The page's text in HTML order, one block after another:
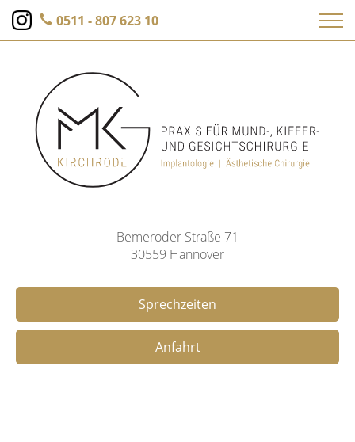
0511 - 807 623 10
Bemeroder Straße 71
30559 Hannover
Sprechzeiten
Anfahrt